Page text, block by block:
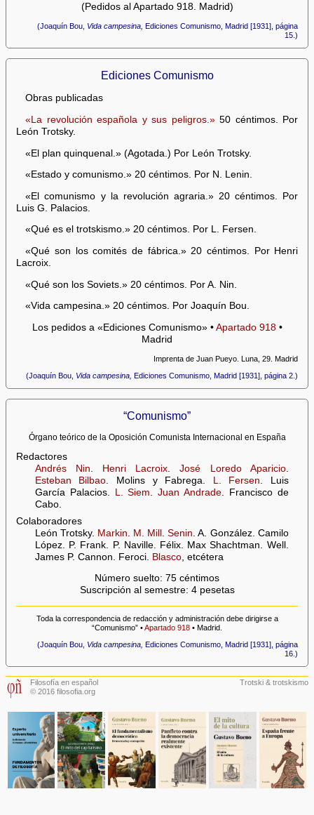
(Pedidos al Apartado 918. Madrid)
(Joaquín Bou, Vida campesina,
Ediciones Comunismo, Madrid [1931], página
15.)
Ediciones Comunismo
Obras publicadas
«La revolución española y sus peligros.»50 céntimos. Por
León Trotsky.
«El plan quinquenal.» (Agotada.) Por León Trotsky.
«Estado y comunismo.» 20 céntimos. Por N. Lenin.
«El comunismo y la revolución agraria.» 20 céntimos. Por
Luis G. Palacios.
«Qué es el trotskismo.» 20 céntimos. Por L. Fersen.
«Qué son los comités de fábrica.» 20 céntimos. Por Henri
Lacroix.
«Qué son los Soviets.» 20 céntimos. Por A. Nin.
«Vida campesina.» 20 céntimos. Por Joaquín Bou.
Los pedidos a «Ediciones Comunismo» • Apartado 918•
Madrid
Imprenta de Juan Pueyo. Luna, 29. Madrid
(Joaquín Bou, Vida campesina, Ediciones Comunismo, Madrid [1931], página 2.)
“Comunismo”
Órgano teórico de la Oposición Comunista Internacional en España
Redactores
Andrés Nin
Henri Lacroix .José Loredo Aparicio.
Esteban Bilbao . Molins y Fabrega. L. Fersen . Luis
García Palacios.
L. Siem .Juan Andrade . Francisco de
Cabo.
Colaboradores
León Trotsky. Markin M. Mill .Senin . A. González. Camilo
López. P. Frank. P. Naville. Félix. Max Shachtman. Well.
James P. Cannon. Feroci.
Blasco, etcétera
Número suelto: 75 céntimos
Suscripción al semestre: 4 pesetas
Toda la correspondencia de redacción y administración debe dirigirse a
“Comunismo” •Apartado 918 • Madrid.
(Joaquín Bou, Vida campesina, Ediciones Comunismo, Madrid [1931], página
16.)
Filosofía en español
© 2016 filosofia.org
Trotski & trotskismo